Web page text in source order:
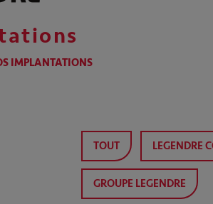
IMPLANTATIONS
TOUT LEGENDRE
GROUPE LEGENDRE